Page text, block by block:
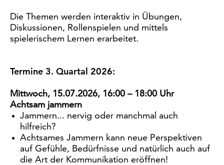
Die Themen werden interaktiv in Übungen,
Diskussionen, Rollenspielen und mittels
spielerischem Lernen erarbeitet.
Termine 3. Quartal 2026:
Mittwoch, 15.07.2026, 16:00 – 18:00 Uhr
Achtsam jammern
Jammern... nervig oder manchmal auch
hilfreich?
Achtsames Jammern kann neue Perspektiven
auf Gefühle, Bedürfnisse und natürlich auch auf
die Art der Kommunikation eröffnen!